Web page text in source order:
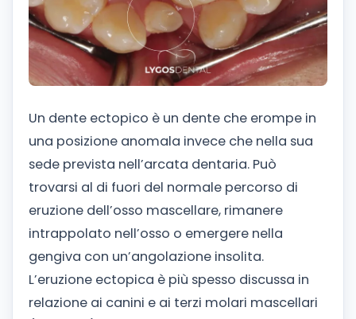
Un dente ectopico è un dente che erompe in
una posizione anomala invece che nella sua
sede prevista nell’arcata dentaria. Può
trovarsi al di fuori del normale percorso di
eruzione dell’osso mascellare, rimanere
intrappolato nell’osso o emergere nella
gengiva con un’angolazione insolita.
L’eruzione ectopica è più spesso discussa in
relazione ai canini e ai terzi molari mascellari